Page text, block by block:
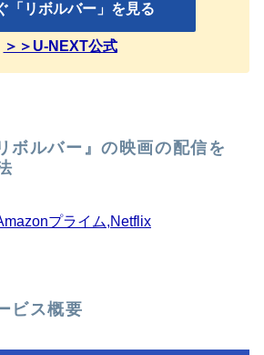
「リボルバー」を見る
＞＞U-NEXT公式
ボルバー』の映画の配信を
ビス概要